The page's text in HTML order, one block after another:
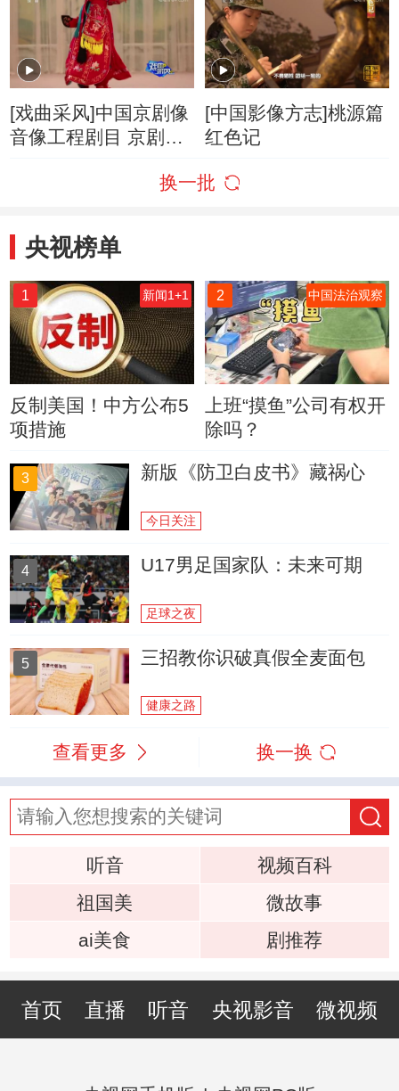
刀
[戏曲采风]中国京剧像
音像工程剧目 京剧
[中国影像方志]桃源篇
红色记
换一批
央视榜单
1 新闻1+1
反制美国！中方公布5
项措施
2 中国法治观察
上班“摸鱼”公司有权开
除吗？
3 新版《防卫白皮书》藏祸心
今日关注
4 U17男足国家队：未来可期
足球之夜
5 三招教你识破真假全麦面包
健康之路
查看更多 换一换
听音
视频百科
祖国美
微故事
ai美食
剧推荐
首页 直播 听音 央视影音 微视频